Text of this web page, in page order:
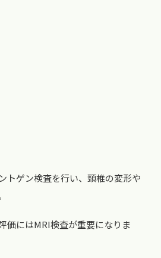
トゲン検査を行い、頸椎の変形や
価にはMRI検査が重要になりま